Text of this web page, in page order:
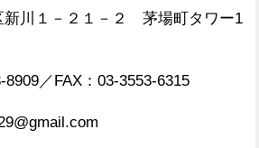
川１－２１－２ 茅場町タワー1
／FAX：03-3553-6315